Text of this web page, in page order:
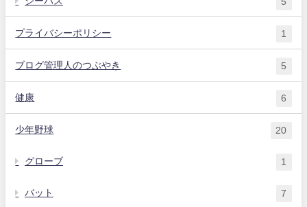
プライバシーポリシー 1
ブログ管理人のつぶやき 5
健康 6
少年野球 20
グローブ 1
バット 7